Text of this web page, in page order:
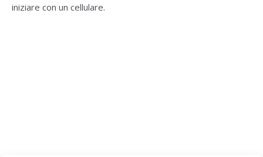
iniziare con un cellulare.